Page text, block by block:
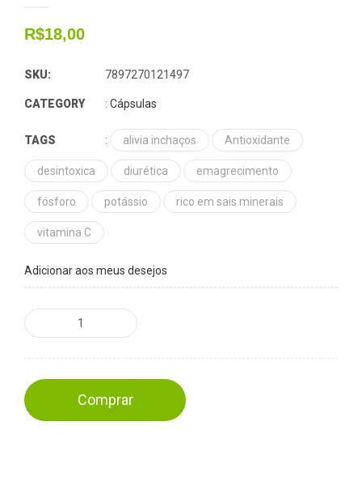
R$18,00
SKU: 7897270121497
CATEGORY : Cápsulas
TAGS : alivia inchaços Antioxidante
desintoxica diurética emagrecimento
fósforo potássio rico em sais minerais
vitamina C
Adicionar aos meus desejos
Comprar